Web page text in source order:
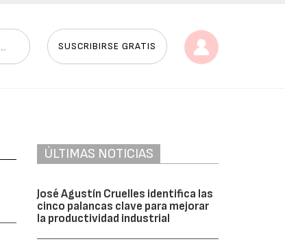
SUSCRIBIRSE GRATIS
ÚLTIMAS NOTICIAS
José Agustín Cruelles identifica las
cinco palancas clave para mejorar
la productividad industrial